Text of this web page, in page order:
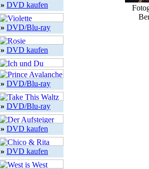
» DVD kaufen
» DVD/Blu-ray
» DVD kaufen
» DVD/Blu-ray
» DVD/Blu-ray
» DVD kaufen
» DVD kaufen